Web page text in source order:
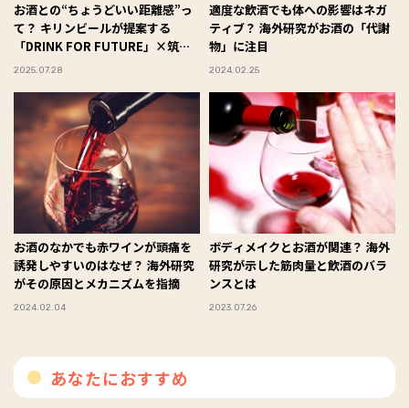
お酒との“ちょうどいい距離感”っ
て？ キリンビールが提案する
「DRINK FOR FUTURE」×筑波
大学の共同研究に注目！
2025.07.28
適度な飲酒でも体への影響はネガ
ティブ？ 海外研究がお酒の「代謝
物」に注目
2024.02.25
お酒のなかでも赤ワインが頭痛を
誘発しやすいのはなぜ？ 海外研究
がその原因とメカニズムを指摘
2024.02.04
ボディメイクとお酒が関連？ 海外
研究が示した筋肉量と飲酒のバラ
ンスとは
2023.07.26
あなたにおすすめ